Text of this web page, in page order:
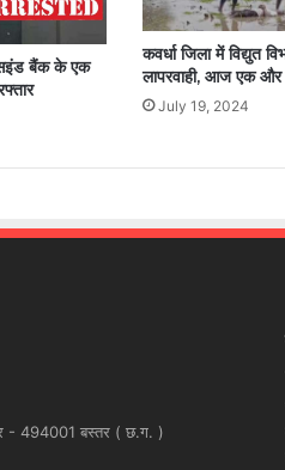
बैंक के एक
कवर्धा जिला में विद्युत
लापरवाही, आज एक
July 19, 2024
- 494001 बस्तर ( छ.ग. )